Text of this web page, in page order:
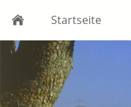
Startseite